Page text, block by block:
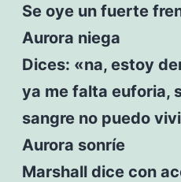
Se oye un fuerte
Aurora niega
Dices: «na, estoy
ya me falta euforia,
sangre no puedo
Aurora sonríe
Marshall dice con